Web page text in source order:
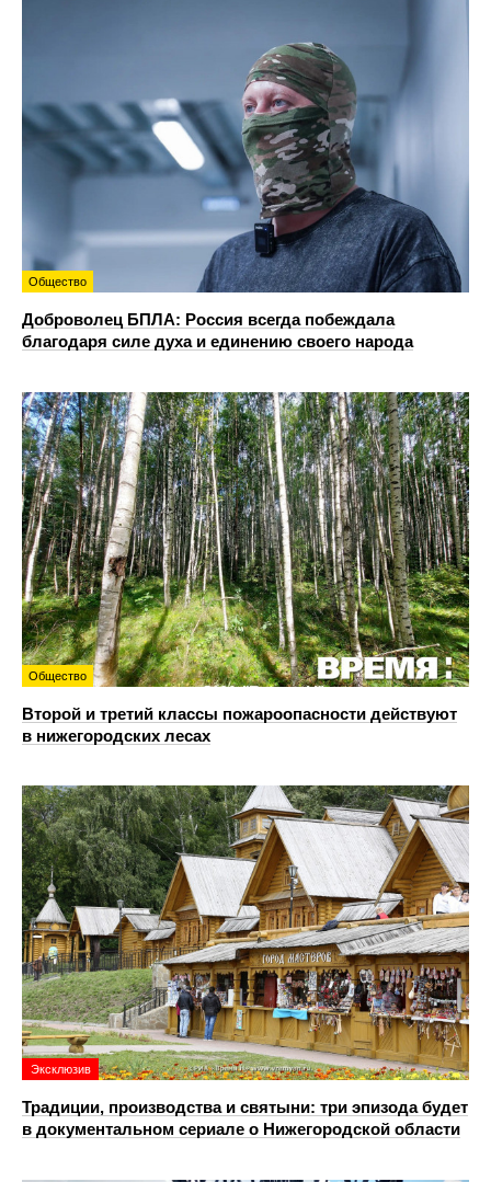
Общество
Доброволец БПЛА: Россия всегда побеждала
благодаря силе духа и единению своего народа
Общество
Второй и третий классы пожароопасности действуют
в нижегородских лесах
Эксклюзив
Традиции, производства и святыни: три эпизода будет
в документальном сериале о Нижегородской области